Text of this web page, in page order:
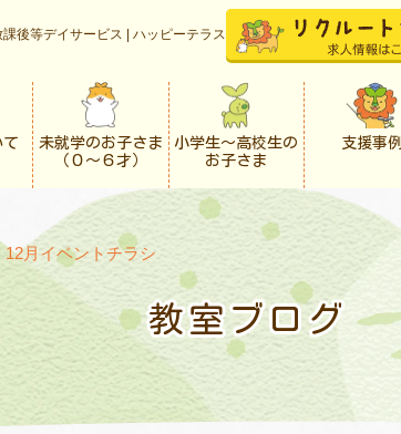
後等デイサービス | ハッピーテラス
て
未就学のお子さま
（０〜６才）
小学生〜高校生の
お子さま
支援事例
12月イベントチラシ
教室ブログ